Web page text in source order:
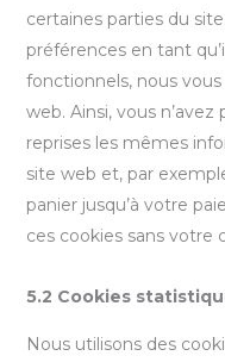
certaines parties du
préférences en tant
fonctionnels, nous
web. Ainsi, vous n’avez
reprises les mêmes
site web et, par
panier jusqu’à votre
ces cookies sans votre
5.2 Cookies
Nous utilisons des